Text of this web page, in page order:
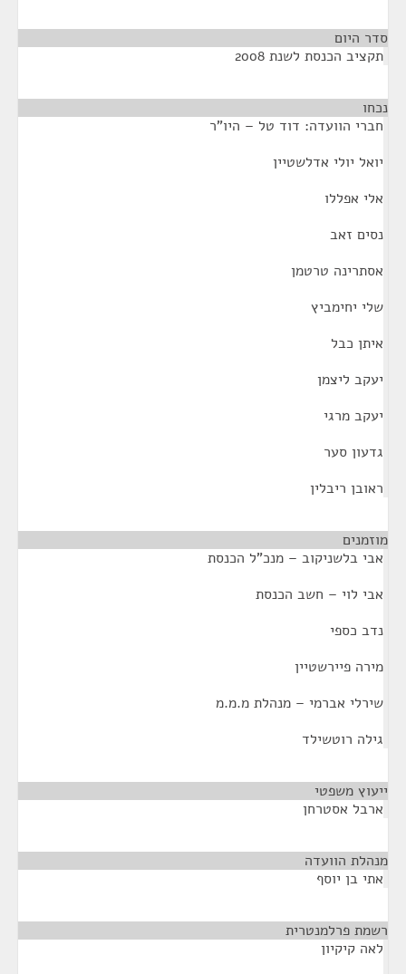
סדר היום
תקציב הכנסת לשנת 2008
נכחו
חברי הוועדה: דוד טל – היו"ר
יואל יולי אדלשטיין
אלי אפללו
נסים זאב
אסתרינה טרטמן
שלי יחימביץ
איתן כבל
יעקב ליצמן
יעקב מרגי
גדעון סער
ראובן ריבלין
מוזמנים
אבי בלשניקוב – מנכ"ל הכנסת
אבי לוי – חשב הכנסת
נדב כספי
מירה פיירשטיין
שירלי אברמי – מנהלת מ.מ.מ
גילה רוטשילד
ייעוץ משפטי
ארבל אסטרחן
מנהלת הוועדה
אתי בן יוסף
רשמת פרלמנטרית
לאה קיקיון